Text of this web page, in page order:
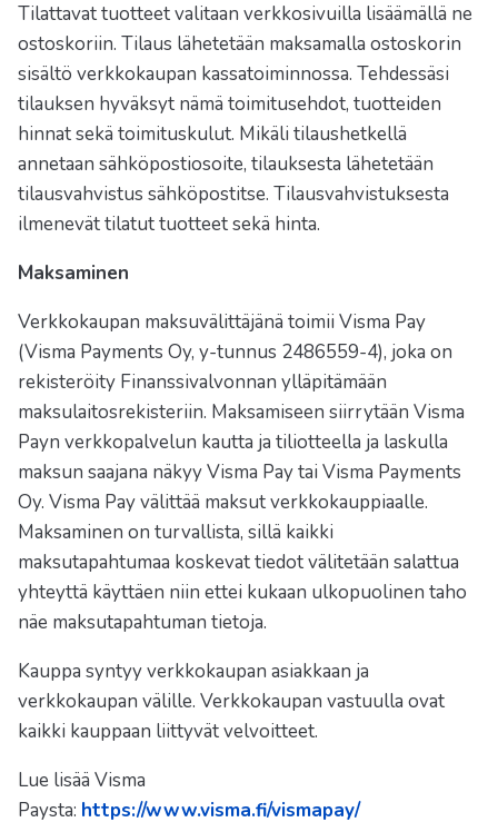
Tilattavat tuotteet valitaan verkkosivuilla lisäämällä ne
ostoskoriin. Tilaus lähetetään maksamalla ostoskorin
sisältö verkkokaupan kassatoiminnossa. Tehdessäsi
tilauksen hyväksyt nämä toimitusehdot, tuotteiden
hinnat sekä toimituskulut. Mikäli tilaushetkellä
annetaan sähköpostiosoite, tilauksesta lähetetään
tilausvahvistus sähköpostitse. Tilausvahvistuksesta
ilmenevät tilatut tuotteet sekä hinta.
Maksaminen
Verkkokaupan maksuvälittäjänä toimii Visma Pay
(Visma Payments Oy, y-tunnus 2486559-4), joka on
rekisteröity Finanssivalvonnan ylläpitämään
maksulaitosrekisteriin. Maksamiseen siirrytään Visma
Payn verkkopalvelun kautta ja tiliotteella ja laskulla
maksun saajana näkyy Visma Pay tai Visma Payments
Oy. Visma Pay välittää maksut verkkokauppiaalle.
Maksaminen on turvallista, sillä kaikki
maksutapahtumaa koskevat tiedot välitetään salattua
yhteyttä käyttäen niin ettei kukaan ulkopuolinen taho
näe maksutapahtuman tietoja.
Kauppa syntyy verkkokaupan asiakkaan ja
verkkokaupan välille. Verkkokaupan vastuulla ovat
kaikki kauppaan liittyvät velvoitteet.
Lue lisää Visma
Paysta: https://www.visma.fi/vismapay/